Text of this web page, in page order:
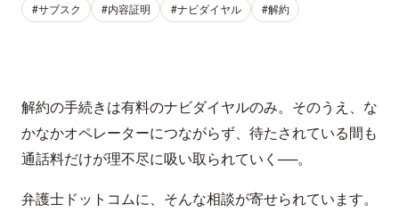
#サブスク #内容証明 #ナビダイヤル #解約
解約の手続きは有料のナビダイヤルのみ。そのうえ、な
かなかオペレーターにつながらず、待たされている間も
通話料だけが理不尽に吸い取られていく──。
弁護士ドットコムに、そんな相談が寄せられています。